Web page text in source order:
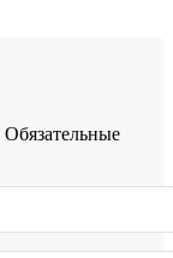
Обязательные